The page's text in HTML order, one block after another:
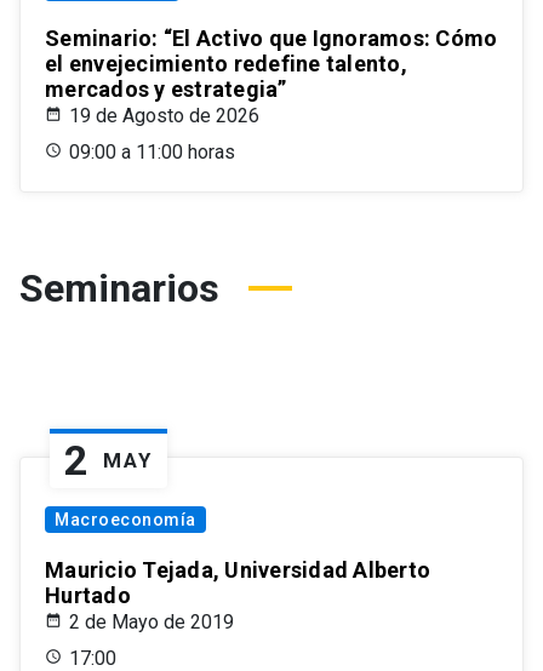
Seminario: “El Activo que Ignoramos: Cómo
el envejecimiento redefine talento,
mercados y estrategia”
19 de Agosto de 2026
09:00 a 11:00 horas
Seminarios
2 MAY
Macroeconomía
Mauricio Tejada, Universidad Alberto
Hurtado
2 de Mayo de 2019
17:00